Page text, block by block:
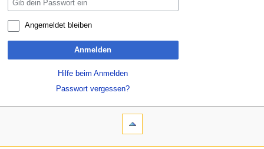
Angemeldet bleiben
Anmelden
Hilfe beim Anmelden
Passwort vergessen?